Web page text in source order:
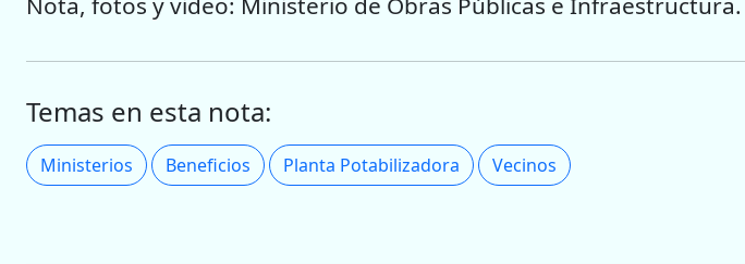
Temas en esta nota:
Ministerios Beneficios Planta Potabilizadora Vecinos